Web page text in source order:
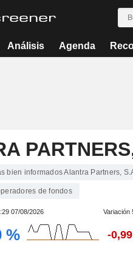
Análisis Agenda
bien informados Alantra Partners,
de fondos
07/08/2026 Variación
% -